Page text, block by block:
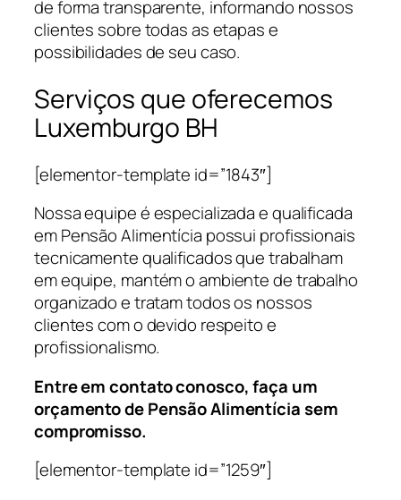
de forma transparente, informando nossos
clientes sobre todas as etapas e
possibilidades de seu caso.
Serviços que oferecemos
Luxemburgo BH
[elementor-template id=”1843″]
Nossa equipe é especializada e qualificada
em Pensão Alimentícia possui profissionais
tecnicamente qualificados que trabalham
em equipe, mantém o ambiente de trabalho
organizado e tratam todos os nossos
clientes com o devido respeito e
profissionalismo.
Entre em contato conosco, faça um
orçamento de Pensão Alimentícia sem
compromisso.
[elementor-template id=”1259″]